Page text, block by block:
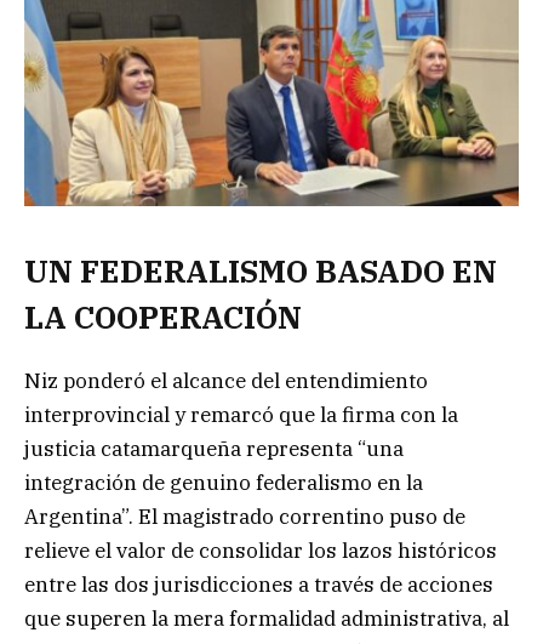
UN FEDERALISMO BASADO EN
LA COOPERACIÓN
Niz ponderó el alcance del entendimiento
interprovincial y remarcó que la firma con la
justicia catamarqueña representa “una
integración de genuino federalismo en la
Argentina”. El magistrado correntino puso de
relieve el valor de consolidar los lazos históricos
entre las dos jurisdicciones a través de acciones
que superen la mera formalidad administrativa, al